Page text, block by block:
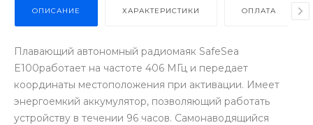
ОПИСАНИЕ ХАРАКТЕРИСТИКИ ОПЛАТА
Плавающий автономный радиомаяк SafeSea
E100работает на частоте 406 МГц и передает
координаты местоположения при активации. Имеет
энергоемкий аккумулятор, позволяющий работать
устройству в течении 96 часов. Самонаводящийся